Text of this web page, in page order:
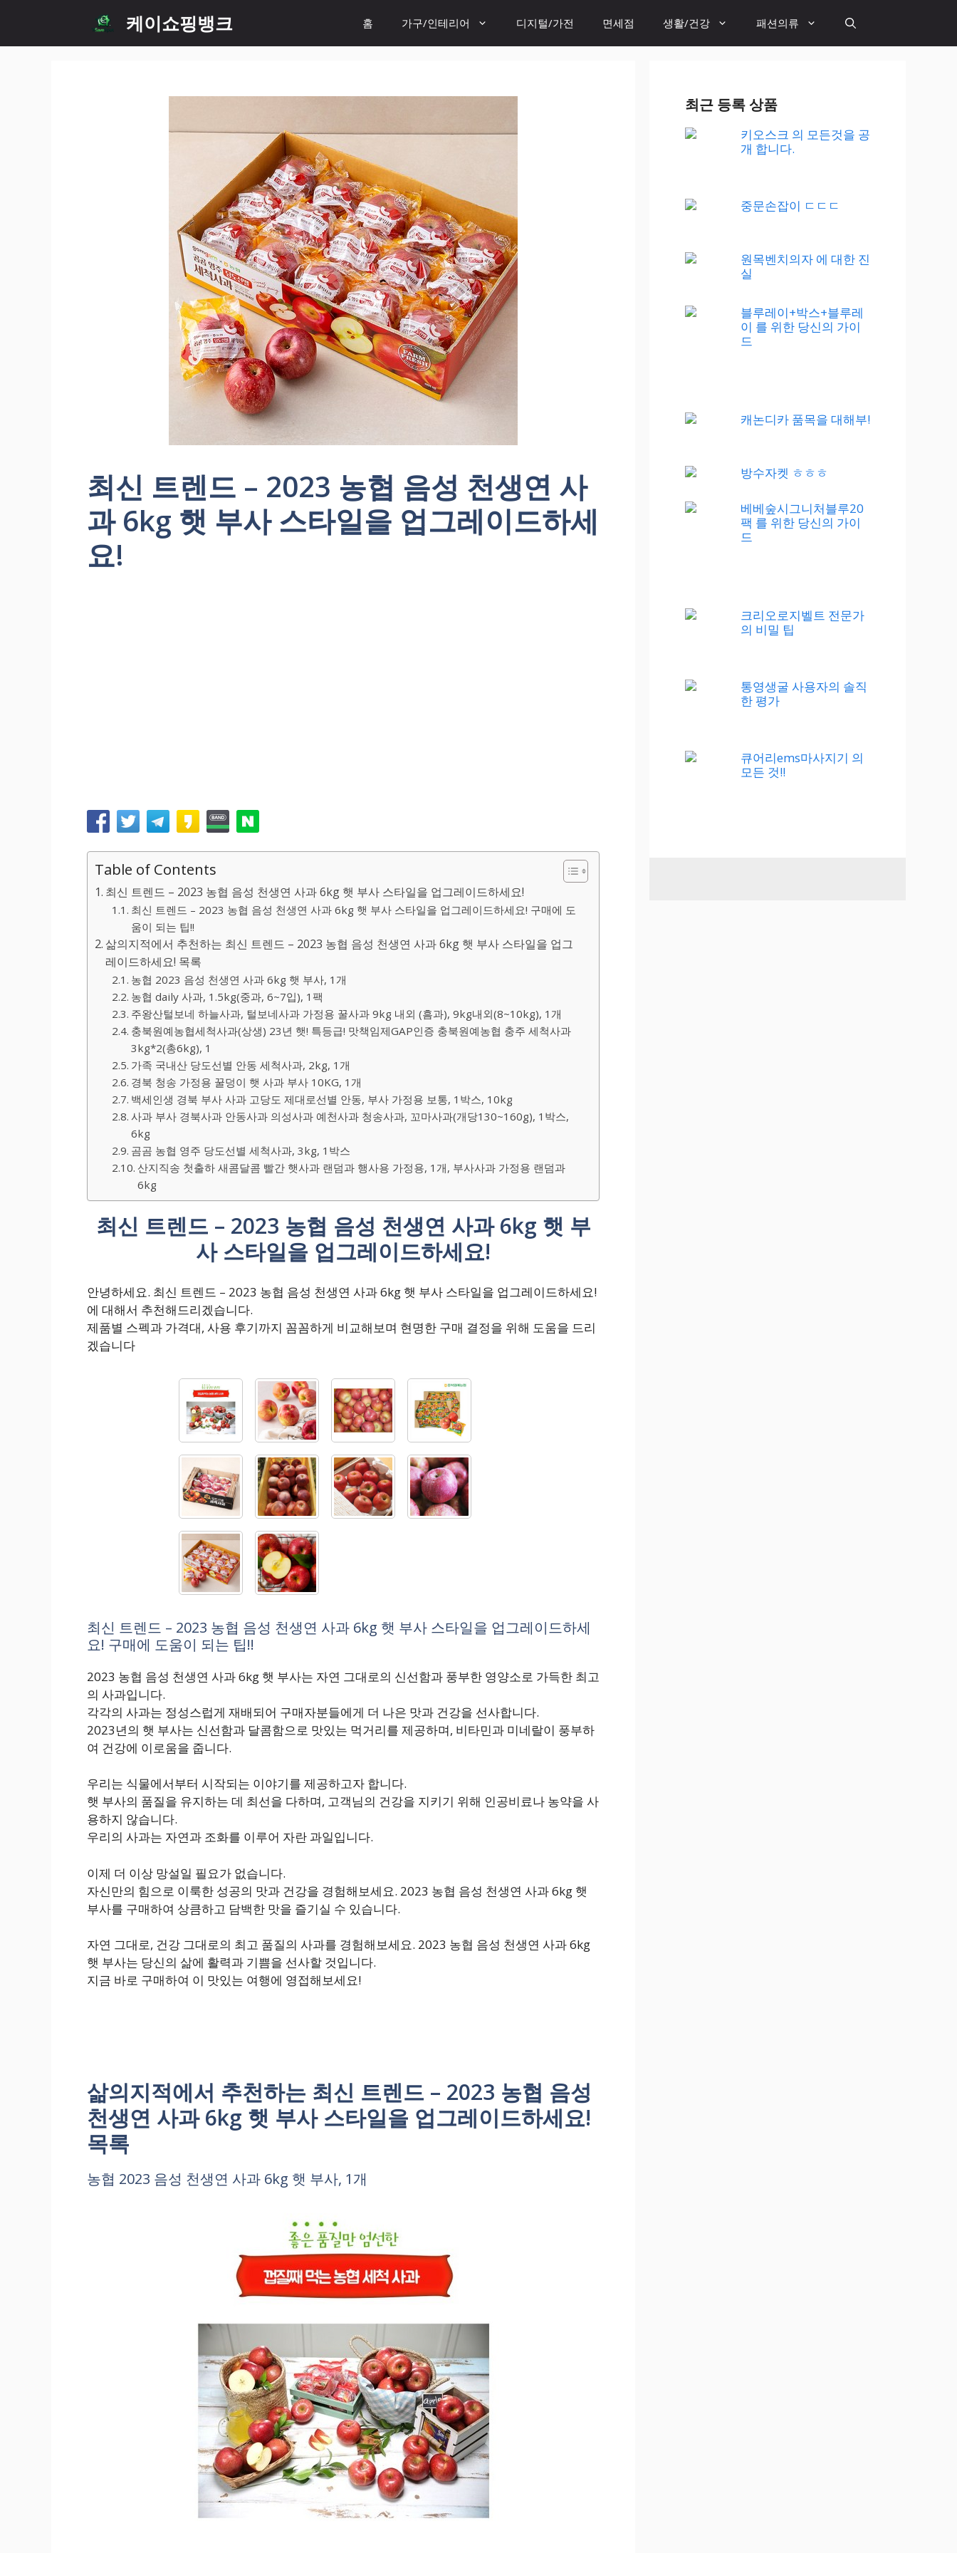
content
케이쇼핑뱅크 홈 가구/인테리어 디지털/가전 면세점 생활/건강 패션의류
최신 트렌드 – 2023 농협 음성 천생연 사
과 6kg 햇 부사 스타일을 업그레이드하세
요!
Table of Contents
최신 트렌드 – 2023 농협 음성 천생연 사과 6kg 햇 부사 스타일을 업그레이드하세요!
최신 트렌드 – 2023 농협 음성 천생연 사과 6kg 햇 부사 스타일을 업그레이드하세요! 구매에 도
움이 되는 팁!!
삶의지적에서 추천하는 최신 트렌드 – 2023 농협 음성 천생연 사과 6kg 햇 부사 스타일을 업그
레이드하세요! 목록
농협 2023 음성 천생연 사과 6kg 햇 부사, 1개
농협 daily 사과, 1.5kg(중과, 6~7입), 1팩
주왕산털보네 하늘사과, 털보네사과 가정용 꿀사과 9kg 내외 (흠과), 9kg내외(8~10kg), 1개
충북원예농협세척사과(상생) 23년 햇! 특등급! 맛책임제GAP인증 충북원예농협 충주 세척사과
3kg*2(총6kg), 1
가족 국내산 당도선별 안동 세척사과, 2kg, 1개
경북 청송 가정용 꿀덩이 햇 사과 부사 10KG, 1개
백세인생 경북 부사 사과 고당도 제대로선별 안동, 부사 가정용 보통, 1박스, 10kg
사과 부사 경북사과 안동사과 의성사과 예천사과 청송사과, 꼬마사과(개당130~160g), 1박스,
6kg
곰곰 농협 영주 당도선별 세척사과, 3kg, 1박스
산지직송 첫출하 새콤달콤 빨간 햇사과 랜덤과 행사용 가정용, 1개, 부사사과 가정용 랜덤과
6kg
최신 트렌드 – 2023 농협 음성 천생연 사과 6kg 햇 부
사 스타일을 업그레이드하세요!
안녕하세요. 최신 트렌드 – 2023 농협 음성 천생연 사과 6kg 햇 부사 스타일을 업그레이드하세요!
에 대해서 추천해드리겠습니다.
제품별 스펙과 가격대, 사용 후기까지 꼼꼼하게 비교해보며 현명한 구매 결정을 위해 도움을 드리
겠습니다
최신 트렌드 – 2023 농협 음성 천생연 사과 6kg 햇 부사 스타일을 업그레이드하세
요! 구매에 도움이 되는 팁!!
2023 농협 음성 천생연 사과 6kg 햇 부사는 자연 그대로의 신선함과 풍부한 영양소로 가득한 최고
의 사과입니다.
각각의 사과는 정성스럽게 재배되어 구매자분들에게 더 나은 맛과 건강을 선사합니다.
2023년의 햇 부사는 신선함과 달콤함으로 맛있는 먹거리를 제공하며, 비타민과 미네랄이 풍부하
여 건강에 이로움을 줍니다.
우리는 식물에서부터 시작되는 이야기를 제공하고자 합니다.
햇 부사의 품질을 유지하는 데 최선을 다하며, 고객님의 건강을 지키기 위해 인공비료나 농약을 사
용하지 않습니다.
우리의 사과는 자연과 조화를 이루어 자란 과일입니다.
이제 더 이상 망설일 필요가 없습니다.
자신만의 힘으로 이룩한 성공의 맛과 건강을 경험해보세요. 2023 농협 음성 천생연 사과 6kg 햇
부사를 구매하여 상큼하고 담백한 맛을 즐기실 수 있습니다.
자연 그대로, 건강 그대로의 최고 품질의 사과를 경험해보세요. 2023 농협 음성 천생연 사과 6kg
햇 부사는 당신의 삶에 활력과 기쁨을 선사할 것입니다.
지금 바로 구매하여 이 맛있는 여행에 영접해보세요!
삶의지적에서 추천하는 최신 트렌드 – 2023 농협 음성
천생연 사과 6kg 햇 부사 스타일을 업그레이드하세요!
목록
농협 2023 음성 천생연 사과 6kg 햇 부사, 1개
최근 등록 상품
키오스크 의 모든것을 공
개 합니다.
중문손잡이 ㄷㄷㄷ
원목벤치의자 에 대한 진
실
블루레이+박스+블루레
이 를 위한 당신의 가이
드
캐논디카 품목을 대해부!
방수자켓 ㅎㅎㅎ
베베숲시그니처블루20
팩 를 위한 당신의 가이
드
크리오로지벨트 전문가
의 비밀 팁
통영생굴 사용자의 솔직
한 평가
큐어리ems마사지기 의
모든 것!!